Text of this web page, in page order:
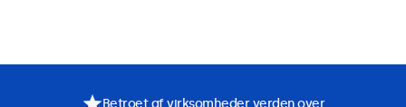
Betroet af virksomheder verden over